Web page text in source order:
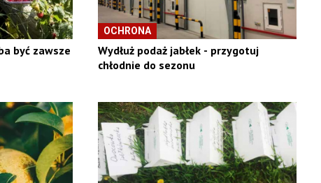
być zawsze
OCHRONA
Wydłuż podaż jabłek - przygotuj
chłodnie do sezonu